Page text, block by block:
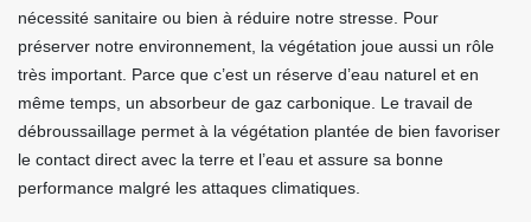
nécessité sanitaire ou bien à réduire notre stresse. Pour
préserver notre environnement, la végétation joue aussi un rôle
très important. Parce que c’est un réserve d’eau naturel et en
même temps, un absorbeur de gaz carbonique. Le travail de
débroussaillage permet à la végétation plantée de bien favoriser
le contact direct avec la terre et l’eau et assure sa bonne
performance malgré les attaques climatiques.